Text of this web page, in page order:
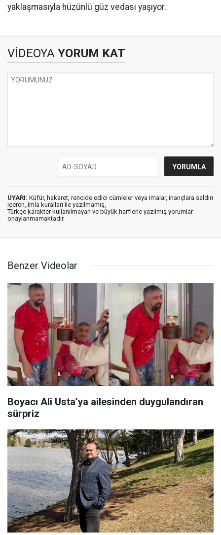
yaklaşmasıyla hüzünlü güz vedası yaşıyor.
VİDEOYA YORUM KAT
UYARI: Küfür, hakaret, rencide edici cümleler veya imalar, inançlara saldırı
içeren, imla kuralları ile yazılmamış,
Türkçe karakter kullanılmayan ve büyük harflerle yazılmış yorumlar
onaylanmamaktadır.
Benzer Videolar
Boyacı Ali Usta’ya ailesinden duygulandıran
sürpriz